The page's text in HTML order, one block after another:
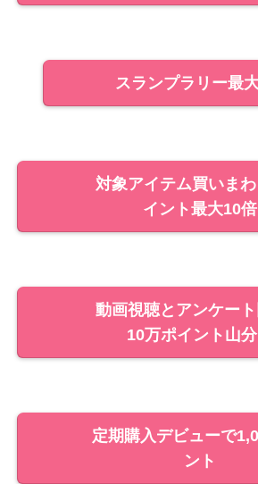
スランプラリー最
対象アイテム買いま
イント最大10倍
動画視聴とアンケー
10万ポイント山
定期購入デビューで
ント